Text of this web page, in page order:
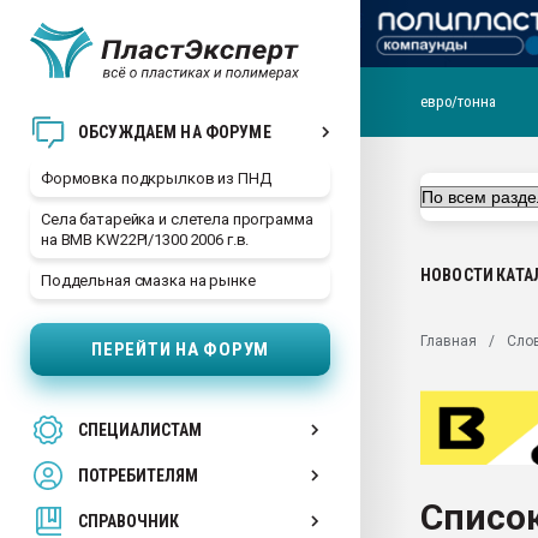
ОБСУЖДАЕМ НА ФОРУМЕ
Формовка подкрылков из ПНД
Села батарейка и слетела программа
на BMB KW22PI/1300 2006 г.в.
Поддельная смазка на рынке
ПЕРЕЙТИ НА ФОРУМ
СПЕЦИАЛИСТАМ
ПОТРЕБИТЕЛЯМ
СПРАВОЧНИК
29.07.2026 ФРП помог
Вакуум-формовочные
ближайшее
28.07.2026
первый план в
ситуацией на
евро/тонна
НОВОСТИ
Главная